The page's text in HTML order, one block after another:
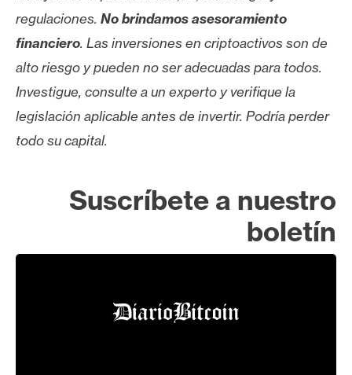
regulaciones. No brindamos asesoramiento
financiero. Las inversiones en criptoactivos son de
alto riesgo y pueden no ser adecuadas para todos.
Investigue, consulte a un experto y verifique la
legislación aplicable antes de invertir. Podría perder
todo su capital.
Suscríbete a nuestro
boletín